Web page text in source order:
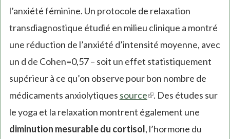
l’anxiété féminine. Un protocole de relaxation
transdiagnostique étudié en milieu clinique a montré
une réduction de l’anxiété d’intensité moyenne, avec
un d de Cohen=0,57 – soit un effet statistiquement
supérieur à ce qu’on observe pour bon nombre de
médicaments anxiolytiques source(link
is
external)
. Des études sur
le yoga et la relaxation montrent également une
diminution mesurable du cortisol, l’hormone du